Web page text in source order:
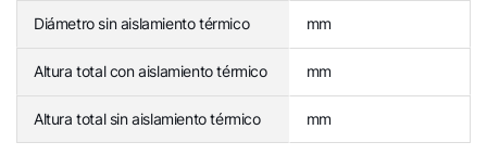
Diámetro sin aislamiento térmico mm
Altura total con aislamiento térmico mm
Altura total sin aislamiento térmico mm